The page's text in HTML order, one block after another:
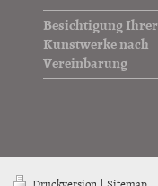
Besichtigung Ihrer
Kunstwerke nach
Vereinbarung